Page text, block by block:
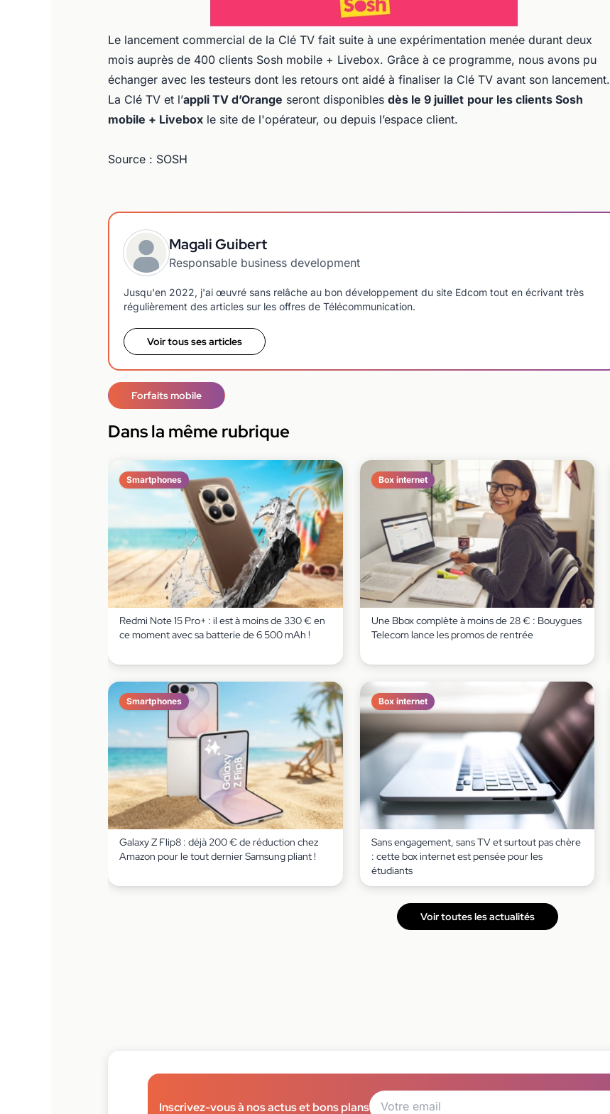
Le lancement commercial de la Clé TV fait suite à une expérimentation menée durant deux
mois auprès de 400 clients Sosh mobile + Livebox. Grâce à ce programme, nous avons pu
échanger avec les testeurs dont les retours ont aidé à finaliser la Clé TV avant son lancement.
La Clé TV et l’appli TV d’Orange seront disponibles dès le 9 juillet pour les clients Sosh
mobile + Livebox le site de l'opérateur, ou depuis l’espace client.
Source : SOSH
Magali Guibert
Responsable business development
Jusqu'en 2022, j'ai œuvré sans relâche au bon développement du site Edcom tout en écrivant très
régulièrement des articles sur les offres de Télécommunication.
Voir tous ses articles
Forfaits mobile
Dans la même rubrique
Smartphones
Redmi Note 15 Pro+ : il est à moins de 330 € en
ce moment avec sa batterie de 6 500 mAh !
Box internet
Une Bbox complète à moins de 28 € : Bouygues
Telecom lance les promos de rentrée
Smartphones
Galaxy Z Flip8 : déjà 200 € de réduction chez
Amazon pour le tout dernier Samsung pliant !
Box internet
Sans engagement, sans TV et surtout pas chère
: cette box internet est pensée pour les
étudiants
Voir toutes les actualités
Inscrivez-vous à nos actus et bons plans